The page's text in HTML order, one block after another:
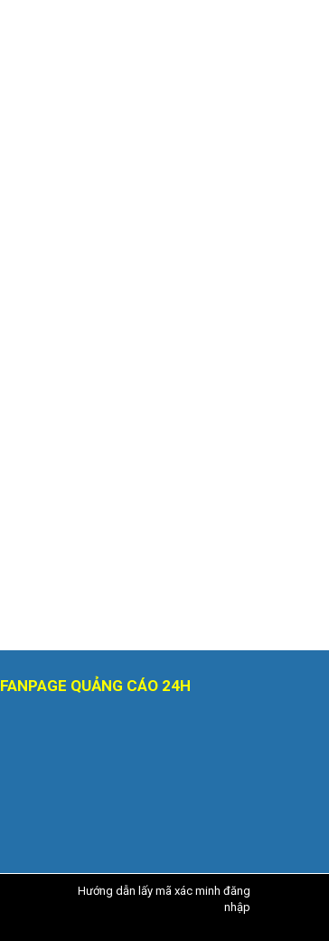
FANPAGE QUẢNG CÁO 24H
Hướng dẫn lấy mã xác minh đăng
nhập